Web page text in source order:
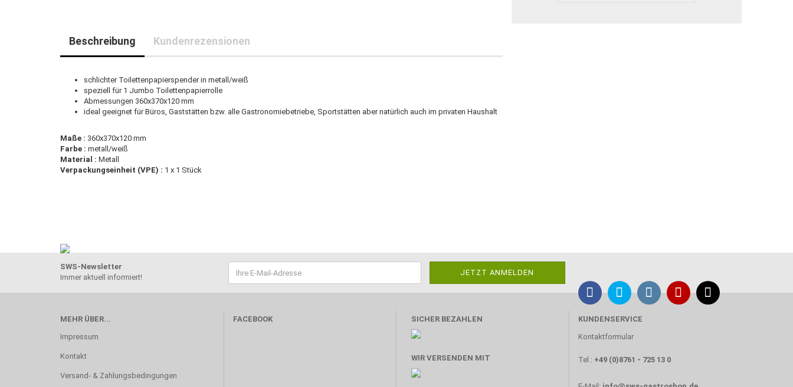
Beschreibung Kundenrezensionen
schlichter Toilettenpapierspender in metall/weiß
speziell für 1 Jumbo Toilettenpapierrolle
Abmessungen 360x370x120 mm
ideal geeignet für Büros, Gaststätten bzw. alle Gastronomiebetriebe, Sportstätten aber natürlich auch im privaten Haushalt
Maße : 360x370x120 mm
Farbe : metall/weiß
Material : Metall
Verpackungseinheit (VPE) : 1 x 1 Stück
SWS-Newsletter
Immer aktuell informiert!
MEHR ÜBER...
Impressum
Kontakt
Versand- & Zahlungsbedingungen
FACEBOOK SICHER BEZAHLEN
WIR VERSENDEN MIT
KUNDENSERVICE
Kontaktformular
Tel.: +49 (0)8761 - 725 13 0